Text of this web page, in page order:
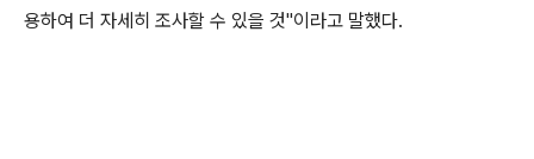
용하여 더 자세히 조사할 수 있을 것"이라고 말했다.